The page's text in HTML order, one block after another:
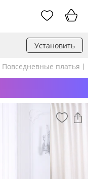
Установить
Повседневные платья